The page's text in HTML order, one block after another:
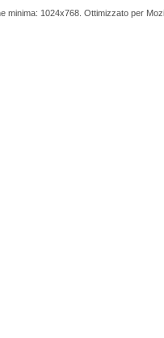
minima: 1024x768. Ottimizzato per